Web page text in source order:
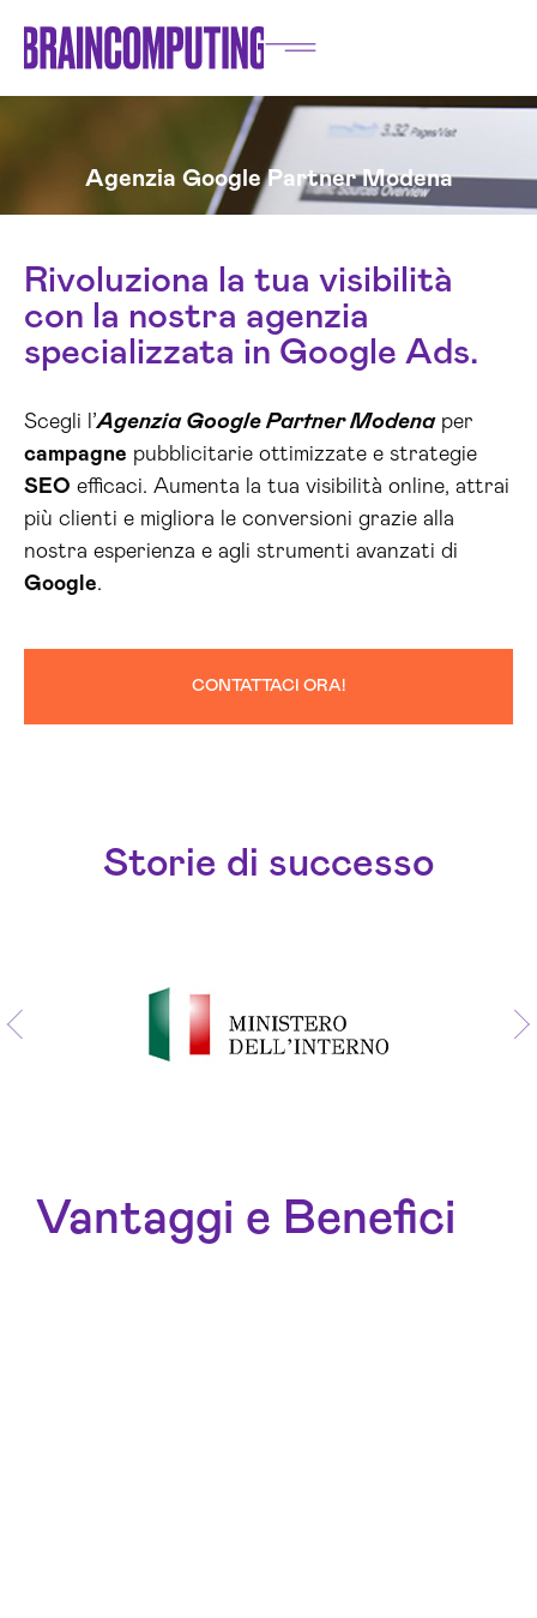
Agenzia Google Partner Modena
Rivoluziona la tua visibilità
con la nostra agenzia
specializzata in Google Ads.
Scegli l’Agenzia Google Partner Modenaper
campagne pubblicitarie ottimizzate e strategie
SEO efficaci. Aumenta la tua visibilità online, attrai
più clienti e migliora le conversioni grazie alla
nostra esperienza e agli strumenti avanzati di
Google.
CONTATTACI ORA!
Storie di successo
Vantaggi e Benefici